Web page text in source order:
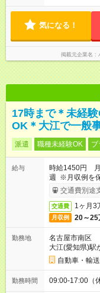
気になる！
掲載元企業名
17時まで＊未経
OK＊大江で一般
派遣 職種未経験OK ブ
給与
時給1450円
週 ※月収例を
ービス利用可
交通費別途
交通費 1ヶ月3
月収例 20～25
勤務地
名古屋市南区
大江(愛知県)駅
自動車・輸
勤務時間 09:00-17:00（